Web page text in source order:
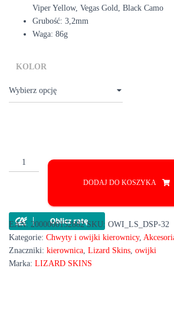
Viper Yellow, Vegas Gold, Black Camo
Grubość: 3,2mm
Waga: 86g
KOLOR
ilość
Owijki
LizardSkins
DSP
3.2mm
DODAJ DO KOSZYKA
EAN: 2000000152882 SKU: OWI_LS_DSP-32
Kategorie: Chwyty i owijki kierownicy,
Znaczniki: kierownica Lizard Skins owijki
Marka: LIZARD SKINS